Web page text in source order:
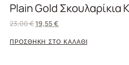
Plain Gold Σκουλαρίκια
23,00€ 19,55€
ΠΡΟΣΘΗΚΗ ΣΤΟ ΚΑΛΑΘΙ